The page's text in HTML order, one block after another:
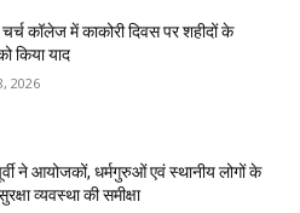
कॉलेज में काकोरी दिवस पर शहीदों के
किया याद
2026
ने आयोजकों, धर्मगुरुओं एवं स्थानीय लोगों के
व्यवस्था की समीक्षा